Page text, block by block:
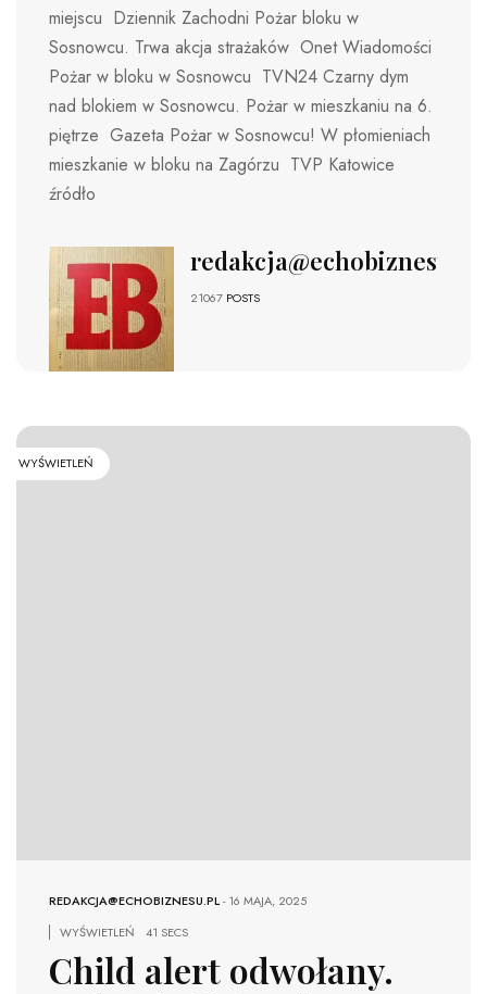
miejscu Dziennik Zachodni Pożar bloku w
Sosnowcu. Trwa akcja strażaków Onet Wiadomości
Pożar w bloku w Sosnowcu TVN24 Czarny dym
nad blokiem w Sosnowcu. Pożar w mieszkaniu na 6.
piętrze Gazeta Pożar w Sosnowcu! W płomieniach
mieszkanie w bloku na Zagórzu TVP Katowice
źródło
redakcja@echobiznesu.pl
21067 POSTS
WYŚWIETLEŃ
REDAKCJA@ECHOBIZNESU.PL-16 MAJA, 2025
WYŚWIETLEŃ
41 SECS
Child alert odwołany.